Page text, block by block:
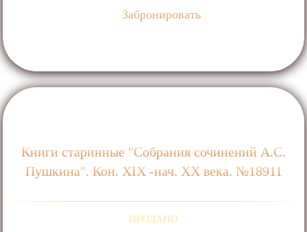
Забронировать
Книги старинные "Собрания сочинений А.С.
Пушкина". Кон. ХIХ -нач. ХХ века. №18911
ПРОДАНО